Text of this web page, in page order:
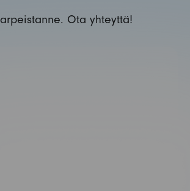
Ota yhteyttä!